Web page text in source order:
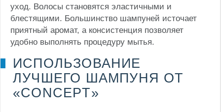
уход. Волосы становятся эластичными и
блестящими. Большинство шампуней источает
приятный аромат, а консистенция позволяет
удобно выполнять процедуру мытья.
ИСПОЛЬЗОВАНИЕ
ЛУЧШЕГО ШАМПУНЯ ОТ
«CONCEPT»